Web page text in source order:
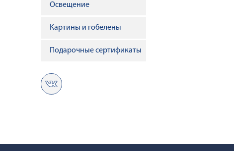
Освещение
Картины и гобелены
Подарочные сертификаты